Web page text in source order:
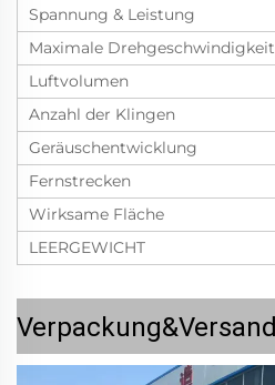
Spannung & Leistung
Maximale Drehgeschwindigkeit
Luftvolumen
Anzahl der Klingen
Geräuschentwicklung
Fernstrecken
Wirksame Fläche
LEERGEWICHT
Verpackung&Versand